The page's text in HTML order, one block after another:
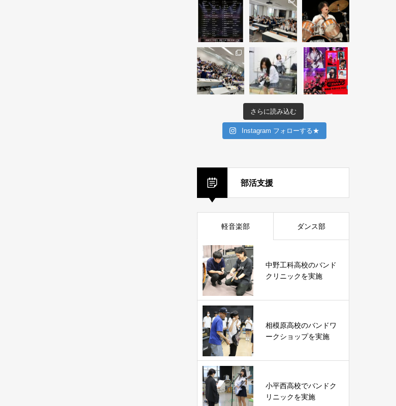
さらに読み込む
Instagram フォローする★
部活支援
軽音楽部 ダンス部
中野工科高校のバンド
クリニックを実施
相模原高校のバンドワ
ークショップを実施
小平西高校でバンドク
リニックを実施